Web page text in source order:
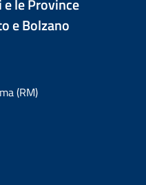
le Province
e Bolzano
(RM)